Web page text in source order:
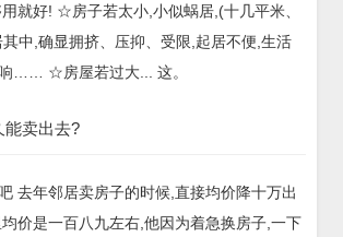
就好! ☆房子若太小,小似蜗居,(十几平米、
中,确显拥挤、压抑、受限,起居不便,生活
…… ☆房屋若过大... 这。
能卖出去?
去年邻居卖房子的时候,直接均价降十万出
价是一百八九左右,他因为着急换房子,一下